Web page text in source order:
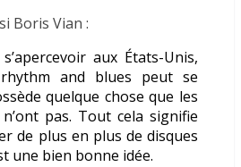
Boris Vian :
aux États-Unis,
and blues peut se
quelque chose que les
pas. Tout cela signifie
de plus en plus de disques
une bien bonne idée.